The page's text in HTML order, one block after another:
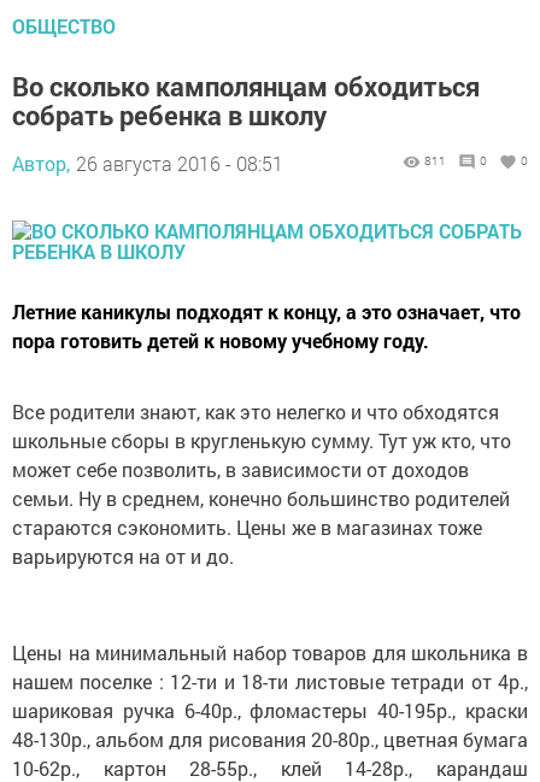
ОБЩЕСТВО
Во сколько камполянцам обходиться
собрать ребенка в школу
Автор, 26 августа 2016 - 08:51 811 0 0
Летние каникулы подходят к концу, а это означает, что
пора готовить детей к новому учебному году.
Все родители знают, как это нелегко и что обходятся
школьные сборы в кругленькую сумму. Тут уж кто, что
может себе позволить, в зависимости от доходов
семьи. Ну в среднем, конечно большинство родителей
стараются сэкономить. Цены же в магазинах тоже
варьируются на от и до.
Цены на минимальный набор товаров для школьника в
нашем поселке : 12-ти и 18-ти листовые тетради от 4р.,
шариковая ручка 6-40р., фломастеры 40-195р., краски
48-130р., альбом для рисования 20-80р., цветная бумага
10-62р., картон 28-55р., клей 14-28р., карандаш